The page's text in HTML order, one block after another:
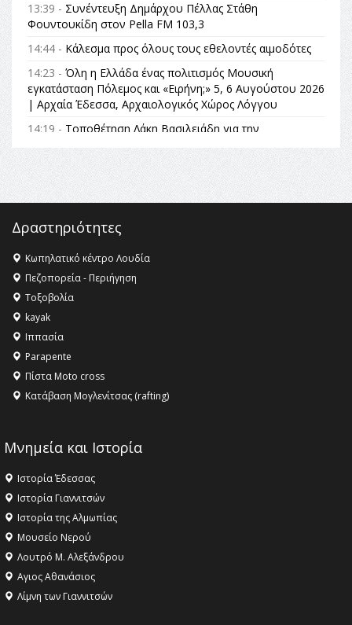
13:39 - Συνέντευξη Δημάρχου Πέλλας Στάθη
Φουντουκίδη στον Pella FM 103,3
14:44 - Κάλεσμα προς όλους τους εθελοντές αιμοδότες
14:23 - Όλη η Ελλάδα ένας πολιτισμός Μουσική
εγκατάσταση Πόλεμος και «Ειρήνη;» 5, 6 Αυγούστου 2026
| Αρχαία Έδεσσα, Αρχαιολογικός Χώρος Λόγγου
14:19 - Τοποθέτηση Λάκη Βασιλειάδη για την
Αναθεώρηση του Συντάγματος: «Σε τέτοιες κορυφαίες
θεσμικές διαδικασίες υπάρχει μόνο η ευθύνη απέναντι
στις επόμενες γενιές»
16:35 -Το πρόγραμμα του ΠΑΟΚ στον δεύτερο γύρο του
16:27 - Όλυμπος: Εντάχθηκε στον Κατάλογο Παγκόσμιας
Κληρονομιάς της UNESCO – Ομόφωνη η απόφαση Ο
Όλυμπος αναγνωρίστηκε ως φυσικό και πολιτιστικό
αγαθό εξέχουσας οικουμενικής αξίας για την
ανθρωπότητα
16:18 -
ΣΤΗΝ ΕΔΕΣΣΑ
Δραστηριότητες
Κωπηλατικό κέντρο Λουδία
Πεζοπορεία - Περιήγηση
Τοξοβολία
kayak
Ιππασία
Parapente
Πίστα Moto cross
Κατάβαση Μογλενίτσας (rafting)
Μνημεία και Ιστορία
Ιστορία Έδεσσας
Ιστορία Γιαννιτσών
Ιστορία της Αλμωπίας
Μουσείο Νερού
Λουτρό Μ. Αλεξάνδρου
Αγιος Αθανάσιος
Λίμνη των Γιαννιτσών